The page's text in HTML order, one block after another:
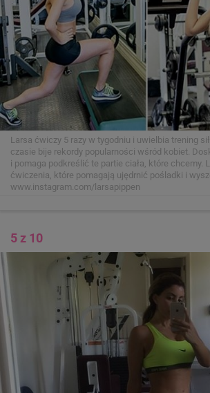
Larsa ćwiczy 5 razy w tygodniu i uwielbia trening
czasie bije rekordy popularności wśród kobiet.
i pomaga podkreślić te partie ciała, które chcemy.
ćwiczenia, które pomagają ujędrnić pośladki i
www.instagram.com/larsapippen
5 z 10